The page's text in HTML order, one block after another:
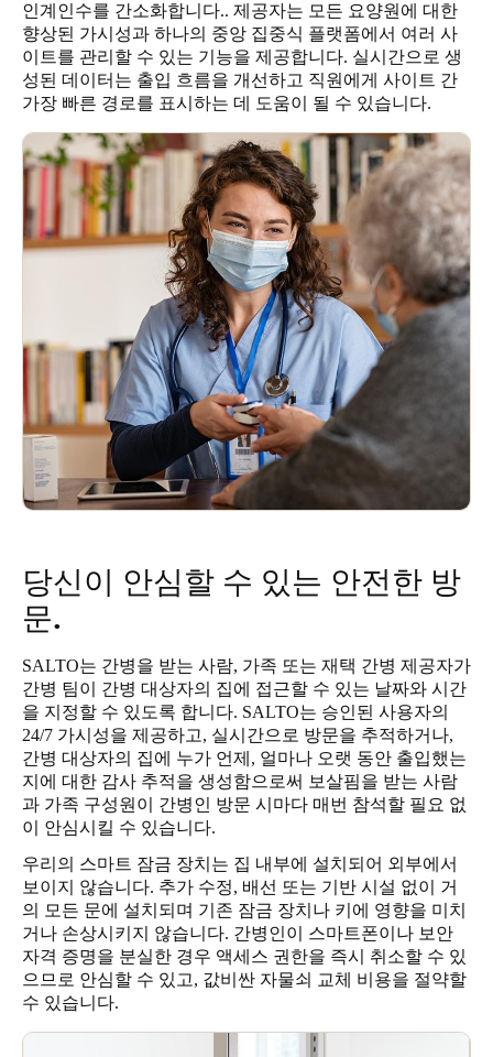
인계인수를 간소화합니다.. 제공자는 모든 요양원에 대한
향상된 가시성과 하나의 중앙 집중식 플랫폼에서 여러 사
이트를 관리할 수 있는 기능을 제공합니다. 실시간으로 생
성된 데이터는 출입 흐름을 개선하고 직원에게 사이트 간
가장 빠른 경로를 표시하는 데 도움이 될 수 있습니다.
당신이 안심할 수 있는 안전한 방
문.
SALTO는 간병을 받는 사람, 가족 또는 재택 간병 제공자가
간병 팀이 간병 대상자의 집에 접근할 수 있는 날짜와 시간
을 지정할 수 있도록 합니다. SALTO는 승인된 사용자의
24/7 가시성을 제공하고, 실시간으로 방문을 추적하거나,
간병 대상자의 집에 누가 언제, 얼마나 오랫 동안 출입했는
지에 대한 감사 추적을 생성함으로써 보살핌을 받는 사람
과 가족 구성원이 간병인 방문 시마다 매번 참석할 필요 없
이 안심시킬 수 있습니다.
우리의 스마트 잠금 장치는 집 내부에 설치되어 외부에서
보이지 않습니다. 추가 수정, 배선 또는 기반 시설 없이 거
의 모든 문에 설치되며 기존 잠금 장치나 키에 영향을 미치
거나 손상시키지 않습니다. 간병인이 스마트폰이나 보안
자격 증명을 분실한 경우 액세스 권한을 즉시 취소할 수 있
으므로 안심할 수 있고, 값비싼 자물쇠 교체 비용을 절약할
수 있습니다.